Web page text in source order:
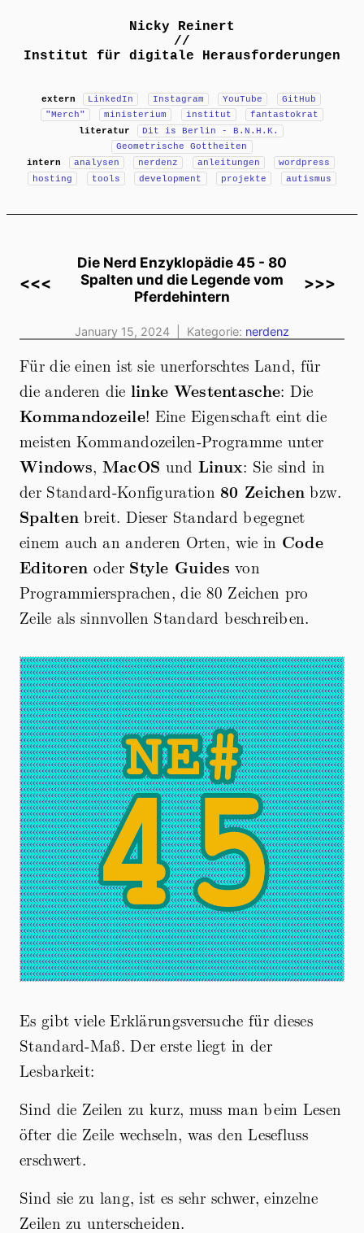
Nicky Reinert
//
Institut für digitale Herausforderungen
extern LinkedIn Instagram YouTube
GitHub
"Merch"
ministerium institut
fantastokrat
literatur
Dit is Berlin - B.N.H.K.
Geometrische Gottheiten
intern
analysen nerdenz anleitungen
wordpress
hosting
tools development projekte autismus
<<<
Die Nerd Enzyklopädie 45 - 80
Spalten und die Legende vom
Pferdehintern
>>>
January 15, 2024 | Kategorie: nerdenz
Für die einen ist sie unerforschtes Land, für
die anderen die linke Westentasche: Die
Kommandozeile! Eine Eigenschaft eint die
meisten Kommandozeilen-Programme unter
Windows, MacOS und Linux: Sie sind in
der Standard-Konfiguration 80 Zeichen bzw.
Spalten breit. Dieser Standard begegnet
einem auch an anderen Orten, wie in Code
Editoren oder Style Guides von
Programmiersprachen, die 80 Zeichen pro
Zeile als sinnvollen Standard beschreiben.
Es gibt viele Erklärungsversuche für dieses
Standard-Maß. Der erste liegt in der
Lesbarkeit:
Sind die Zeilen zu kurz, muss man beim Lesen
öfter die Zeile wechseln, was den Lesefluss
erschwert.
Sind sie zu lang, ist es sehr schwer, einzelne
Zeilen zu unterscheiden.